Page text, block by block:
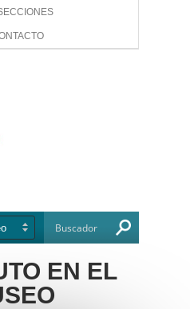
EN EL